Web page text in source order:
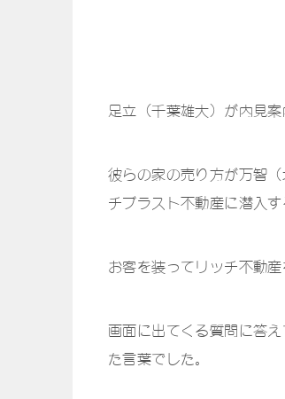
足立（千葉雄大）が内見
彼らの家の売り方が万智
チブラスト不動産に潜入す
お客を装ってリッチ不動
画面に出てくる質問に答
た言葉でした。